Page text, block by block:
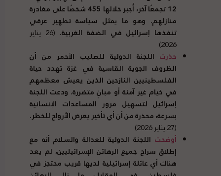
12 تجمعًا آخر، أُجبر خلالها 455 شخصًا على مغادرة
منازلهم. وهو ما يمثل سياسة تطهير عرقي
تنفذها إسرائيل في الضفة الغربية.
(26 يناير
2026)
حذرت اللجنة الدولية للصليب الأحمر من أن
الظروف الجوية القاسية في غزة تهدد حياة
الفلسطينيين النازحين الذين يعيش معظمهم
في خيام غير آمنة أو مبانٍ متضررة. ودعت اللجنة
إسرائيل لتسهيل مرور المساعدات الإنسانية
بسرعة، محذرة من أن أي تأخير يعرض الأرواح للخطر.
(27 يناير 2026)
أوضحت اللجنة الدولية للعدالة والسلام أنه مع
إطلاق سراح جميع الرهائن الإسرائيليين، لم يعد
هناك أي عائلة إسرائيلية لديها قريب محتجز في